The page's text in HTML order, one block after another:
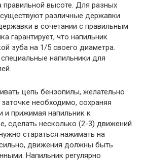
правильной высоте. Для разных
различные державки.
в сочетании с правильным
гарантирует, что напильник
зуба на 1/5 своего диаметра.
напильники для
цепь бензопилы, желательно
необходимо, сохраняя
и прижимая напильник к
сделать несколько (2-3) движений
стараться нажимать на
движения должны быть
Напильник регулярно